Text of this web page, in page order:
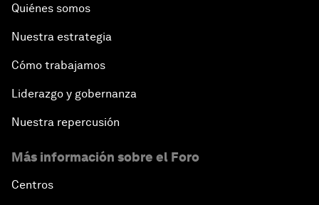
Quiénes somos
Nuestra estrategia
Cómo trabajamos
Liderazgo y gobernanza
Nuestra repercusión
Más información sobre el Foro
Centros